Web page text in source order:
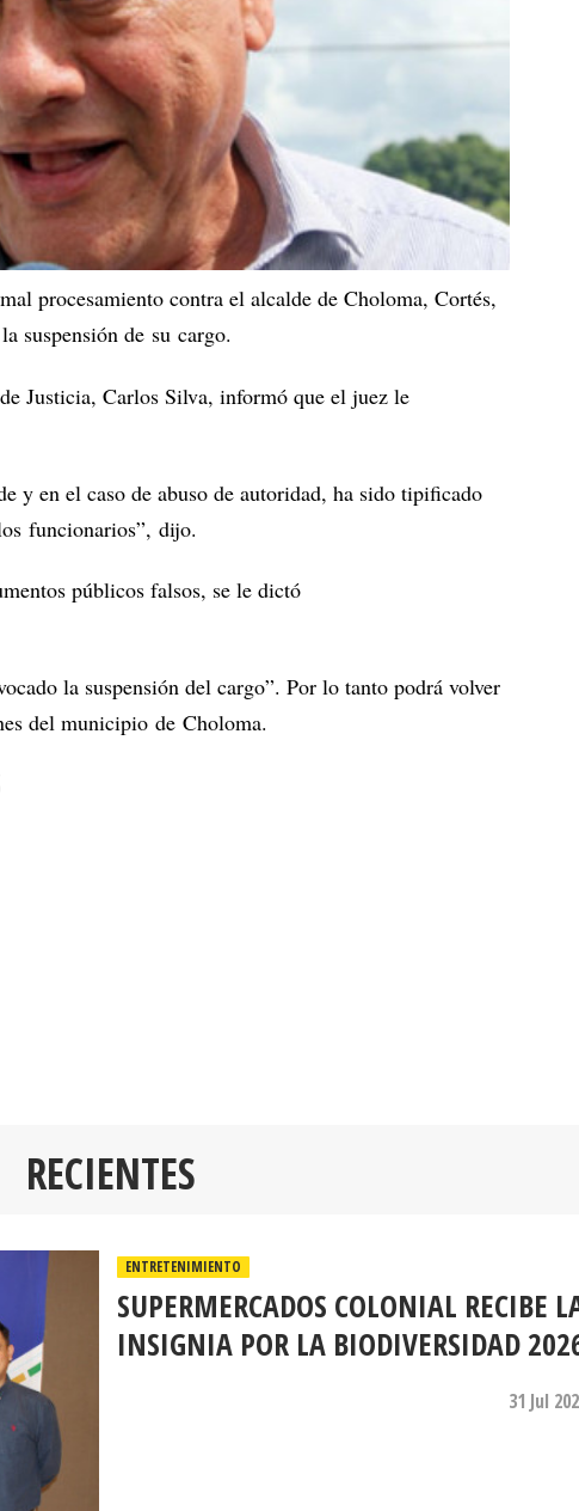
procesamiento contra el alcalde de Choloma, Cortés,
suspensión de su cargo.
Justicia, Carlos Silva, informó que el juez le
y en el caso de abuso de autoridad, ha sido tipificado
funcionarios”, dijo.
públicos falsos, se le dictó
la suspensión del cargo”. Por lo tanto podrá volver
del municipio de Choloma.
RECIENTES
ENTRETENIMIENTO
SUPERMERCADOS COLONIAL RECIBE
INSIGNIA POR LA BIODIVERSIDAD
31 Jul